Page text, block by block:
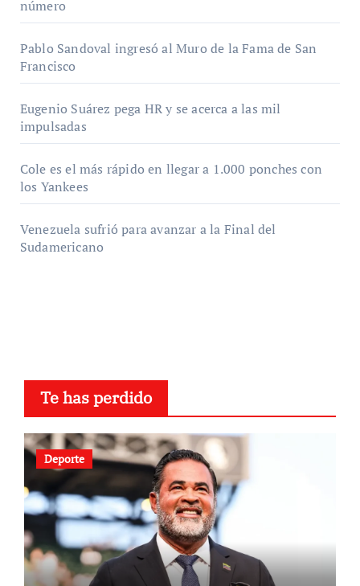
número
Pablo Sandoval ingresó al Muro de la Fama de San
Francisco
Eugenio Suárez pega HR y se acerca a las mil
impulsadas
Cole es el más rápido en llegar a 1.000 ponches con
los Yankees
Venezuela sufrió para avanzar a la Final del
Sudamericano
Te has perdido
Deporte